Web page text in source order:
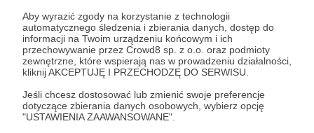
Aby wyrazić zgody na korzystanie z technologii
automatycznego śledzenia i zbierania danych, dostęp do
informacji na Twoim urządzeniu końcowym i ich
przechowywanie przez Crowd8 sp. z o.o. oraz podmioty
zewnętrzne, które wspierają nas w prowadzeniu działalności,
kliknij AKCEPTUJĘ I PRZECHODZĘ DO SERWISU.
Jeśli chcesz dostosować lub zmienić swoje preferencje
dotyczące zbierania danych osobowych, wybierz opcję
"USTAWIENIA ZAAWANSOWANE".
Za takie wsparcie dostaniesz ode mnie
wszystko, co zawierają progi 1-2 oraz
raz na 3 miesiące e-book mojego autorstwa z
zakresu psychologii, rozwoju osobistego, sztuki -
generalnie tego, czym się pasjonuję i o czym
mogę napisać interesujący materiał.